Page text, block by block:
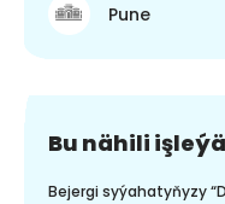
Pune
Bu nähili
Bejergi syýahatyňyzy